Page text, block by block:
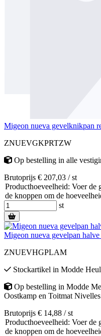
Migeon nueva gevelknikpan
ZNUEVGKPRTZW
Op bestelling in alle
Brutoprijs € 207,03 / st
Producthoeveelheid: Voer de
de knoppen om de
st
Migeon nueva gevelpan
ZNUEVHGPLAM
Stockartikel in Modde
Op bestelling in Modde
Oostkamp en Toitmat Nivelles
Brutoprijs € 14,88 / st
Producthoeveelheid: Voer de
de knoppen om de